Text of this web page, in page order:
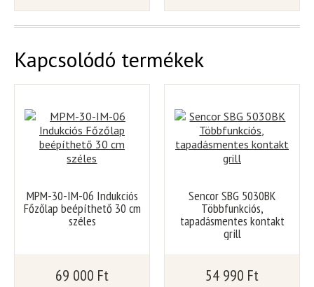
Kapcsolódó termékek
MPM-30-IM-06 Indukciós
Főzőlap beépíthető 30 cm
széles
69 000 Ft
Sencor SBG 5030BK
Többfunkciós,
tapadásmentes kontakt
grill
54 990 Ft